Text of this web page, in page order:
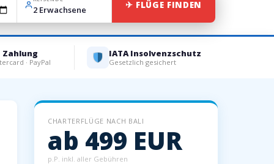
✈ FLÜGE FINDEN
Zahlung
· PayPal
IATA Insolvenzschutz
Gesetzlich gesichert
CHARTERFLÜGE NACH BALI
ab 499 EUR
p.P. inkl. aller Gebühren